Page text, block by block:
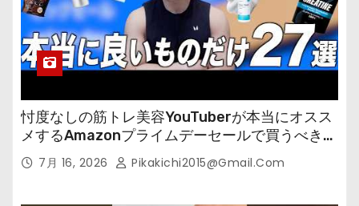
忖度なしの筋トレ美容YouTuberが本当にオスス
メするAmazonプライムデーセールで買うべきも
の 7月 16, 2026 Pikakichi2015@gmail.com